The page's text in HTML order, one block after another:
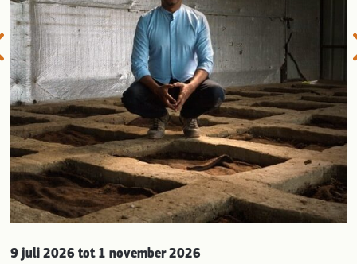
9 juli 2026tot 1 november 2026